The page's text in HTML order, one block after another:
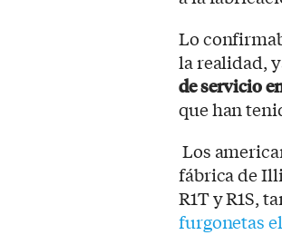
Lo
la realidad,
de servicio
que han
Los
fábrica de
R1T y R1S,
furgonetas